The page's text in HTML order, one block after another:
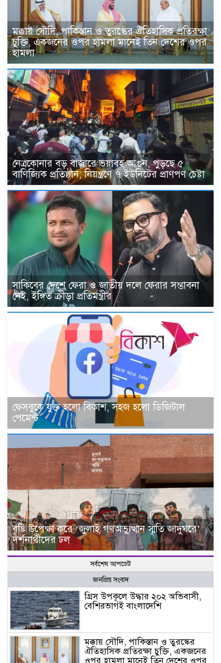
মক্কায় সৌদি, পাকিস্তান ও তুরস্কের ঐতিহাসিক প্রতিরক্ষা
চুক্তি, একজনের ওপর হামলা মানেই তিন দেশের ওপর
হামলা
নেত্রকোনার বড় বাজারে ভয়াবহ আগুন, পুড়ছে ৫
বাণিজ্যিক প্রতিষ্ঠান; নিয়ন্ত্রণে ৭ ইউনিটের প্রাণপণ চেষ্টা
সাকিবের দেশে ফেরা ও জাতীয় দলে ফেরার সম্ভাবনা
নেই, ইঙ্গিত ক্রীড়া প্রতিমন্ত্রীর
ফেসবুকে যুক্ত হলো বিকাশ, সহজ হলো ডিজিটাল
পেমেন্ট
বৃষ্টি উপেক্ষা করে ‘জুলাই গণঅভ্যুত্থান স্মৃতি জাদুঘরে’
দর্শনার্থীদের ঢল
সর্বশেষ আপডেট
জনপ্রিয় সংবাদ
গ্রিস উপকূলে উদ্ধার ২০২ অভিবাসী,
বেশিরভাগই বাংলাদেশি
মক্কায় সৌদি, পাকিস্তান ও তুরস্কের
ঐতিহাসিক প্রতিরক্ষা চুক্তি, একজনের
ওপর হামলা মানেই তিন দেশের ওপর